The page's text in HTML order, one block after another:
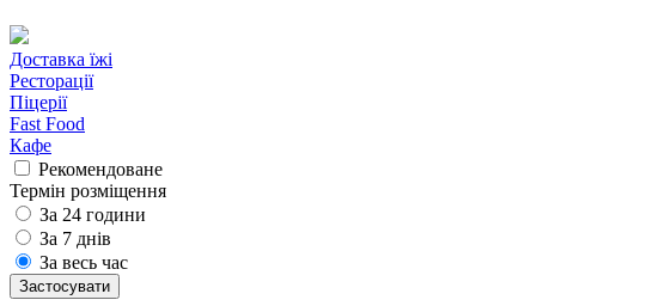
Доставка їжі
Ресторації
Піцерії
Fast Food
Кафе
Рекомендоване
Термін розміщення
За 24 години
За 7 днів
За весь час
Застосувати